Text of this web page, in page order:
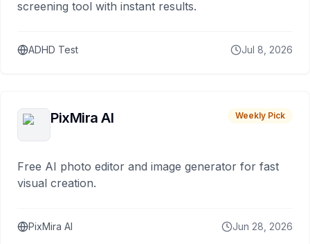
screening tool with instant results.
ADHD Test Jul 8, 2026
PixMira AI Weekly Pick
Free AI photo editor and image generator for fast
visual creation.
PixMira AI Jun 28, 2026